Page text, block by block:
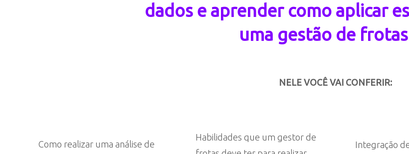
dados e aprender como aplicar
uma gestão de
NELE VOCÊ VAI CONFERIR:
Como realizar uma análise de
Habilidades que um gestor de
Integração